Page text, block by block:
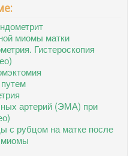
миомы матки
Гистероскопия
артерий (ЭМА) при
с рубцом на матке после
миомы